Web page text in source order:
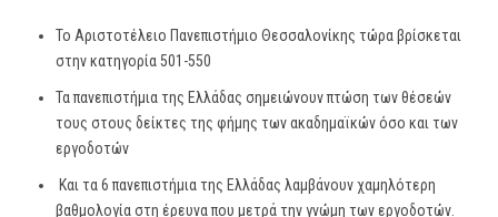
Το Αριστοτέλειο Πανεπιστήμιο Θεσσαλονίκης τώρα βρίσκεται
στην κατηγορία 501-550
Τα πανεπιστήμια της Ελλάδας σημειώνουν πτώση των θέσεών
τους στους δείκτες της φήμης των ακαδημαϊκών όσο και των
εργοδοτών
Και τα 6 πανεπιστήμια της Ελλάδας λαμβάνουν χαμηλότερη
βαθμολογία στη έρευνα που μετρά την γνώμη των εργοδοτών.